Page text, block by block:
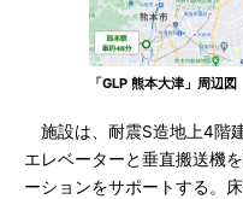
「GLP 熊本大津」周辺図
施設は、耐震S造地上4階
エレベーターと垂直搬送機
ーションをサポートする。